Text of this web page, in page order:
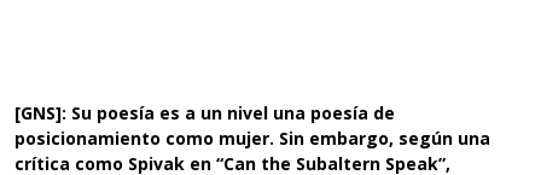
[GNS]: Su poesía es a un nivel una poesía de
posicionamiento como mujer. Sin embargo, según una
crítica como Spivak en “Can the Subaltern Speak”,